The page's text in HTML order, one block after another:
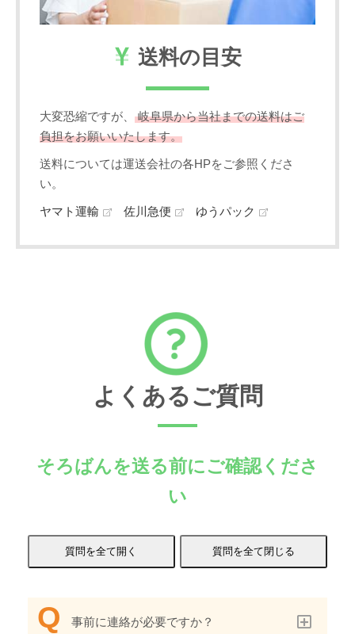
送料の目安
大変恐縮ですが、 岐阜県から当社までの送料はご
負担をお願いいたします。
送料については運送会社の各HPをご参照くださ
い。
ヤマト運輸 佐川急便 ゆうパック
よくあるご質問
そろばんを送る前にご確認くださ
い
事前に連絡が必要ですか？